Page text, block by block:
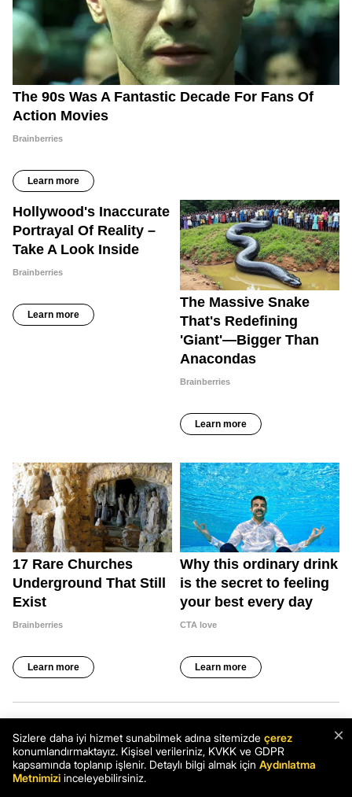
×
Sizlere daha iyi hizmet sunabilmek adına sitemizde çerez
konumlandırmaktayız. Kişisel verileriniz, KVKK ve GDPR
kapsamında toplanıp işlenir. Detaylı bilgi almak için Aydınlatma
Metnimizi inceleyebilirsiniz.